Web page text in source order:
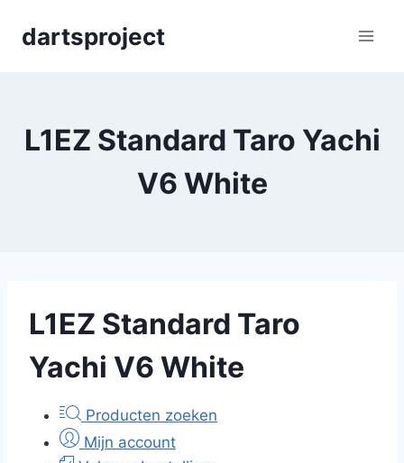
dartsproject
L1EZ Standard Taro Yachi
V6 White
L1EZ Standard Taro
Yachi V6 White
Producten zoeken
Mijn account